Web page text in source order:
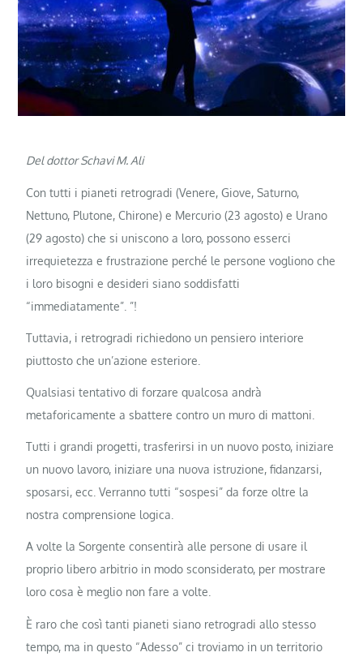
Del dottor Schavi M. Ali
Con tutti i pianeti retrogradi (Venere, Giove, Saturno,
Nettuno, Plutone, Chirone) e Mercurio (23 agosto) e Urano
(29 agosto) che si uniscono a loro, possono esserci
irrequietezza e frustrazione perché le persone vogliono che
i loro bisogni e desideri siano soddisfatti
“immediatamente”. ”!
Tuttavia, i retrogradi richiedono un pensiero interiore
piuttosto che un’azione esteriore.
Qualsiasi tentativo di forzare qualcosa andrà
metaforicamente a sbattere contro un muro di mattoni.
Tutti i grandi progetti, trasferirsi in un nuovo posto, iniziare
un nuovo lavoro, iniziare una nuova istruzione, fidanzarsi,
sposarsi, ecc. Verranno tutti “sospesi” da forze oltre la
nostra comprensione logica.
A volte la Sorgente consentirà alle persone di usare il
proprio libero arbitrio in modo sconsiderato, per mostrare
loro cosa è meglio non fare a volte.
È raro che così tanti pianeti siano retrogradi allo stesso
tempo, ma in questo “Adesso” ci troviamo in un territorio